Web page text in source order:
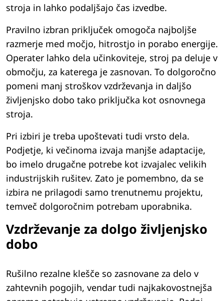
stroja in lahko podaljšajo čas izvedbe.
Pravilno izbran priključek omogoča najboljše
razmerje med močjo, hitrostjo in porabo energije.
Operater lahko dela učinkoviteje, stroj pa deluje v
območju, za katerega je zasnovan. To dolgoročno
pomeni manj stroškov vzdrževanja in daljšo
življenjsko dobo tako priključka kot osnovnega
stroja.
Pri izbiri je treba upoštevati tudi vrsto dela.
Podjetje, ki večinoma izvaja manjše adaptacije,
bo imelo drugačne potrebe kot izvajalec velikih
industrijskih rušitev. Zato je pomembno, da se
izbira ne prilagodi samo trenutnemu projektu,
temveč dolgoročnim potrebam uporabnika.
Vzdrževanje za dolgo življenjsko
dobo
Rušilno rezalne klešče so zasnovane za delo v
zahtevnih pogojih, vendar tudi najkakovostnejša